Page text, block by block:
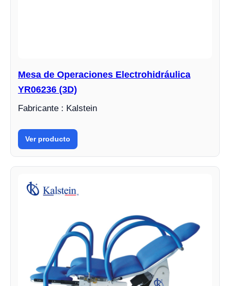
Mesa de Operaciones Electrohidráulica
YR06236 (3D)
Fabricante : Kalstein
Ver producto